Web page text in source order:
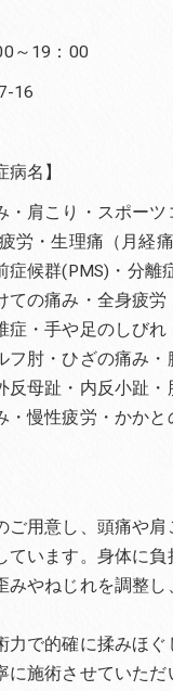
～19：00
16
名】
・肩こり・スポー
労・生理痛（月経
候群(PMS)・分離
ての痛み・全身疲
症・手や足のしび
肘・ひざの痛み・
反母趾・内反小趾
・慢性疲労・かか
ご用意し、頭痛や
ています。身体に
やねじれを調整
力で的確に揉みほ
に施術させていた